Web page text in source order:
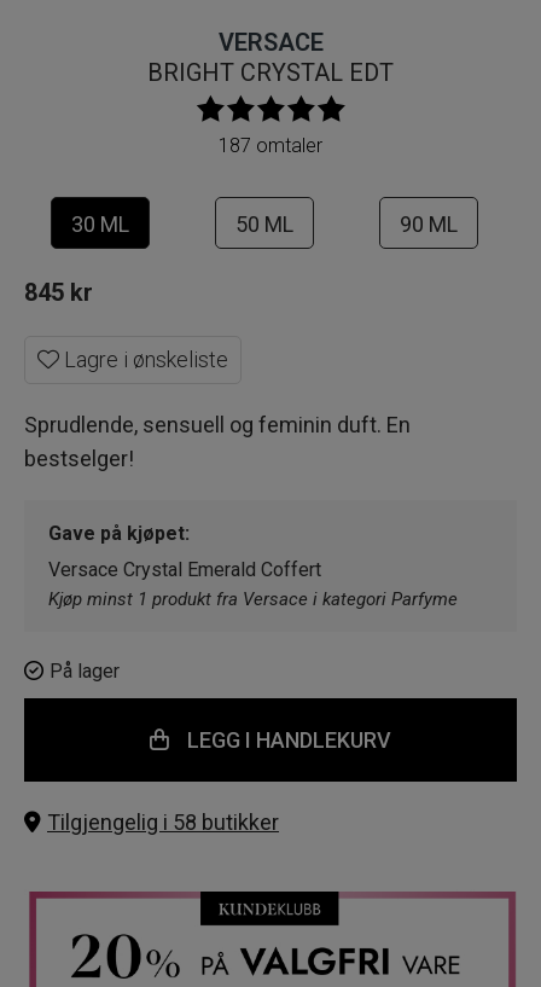
VERSACE
BRIGHT CRYSTAL EDT
187 omtaler
30 ML 50 ML 90 ML
845 kr
Lagre i ønskeliste
Sprudlende, sensuell og feminin duft. En
bestselger!
Gave på kjøpet:
Versace Crystal Emerald Coffert
Kjøp minst 1 produkt fra Versace i kategori Parfyme
På lager
LEGG I HANDLEKURV
Tilgjengelig i 58 butikker